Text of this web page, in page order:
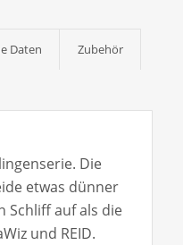
Daten Zubehör
Die
etwas dünner
Schliff auf als die
und REID.